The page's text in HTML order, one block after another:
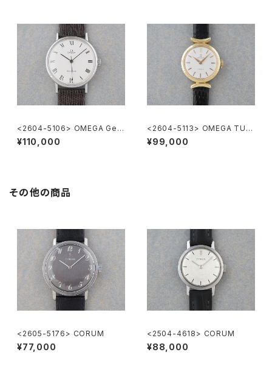
<2604-5106> OMEGA Gen
eve
¥110,000
<2604-5113> OMEGA TUR
LER
¥99,000
その他の商品
<2605-5176> CORUM
¥77,000
<2504-4618> CORUM
¥88,000